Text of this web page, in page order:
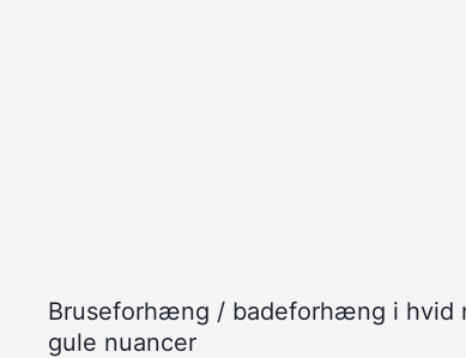
Bruseforhæng / badeforhæng i hvid
gule nuancer